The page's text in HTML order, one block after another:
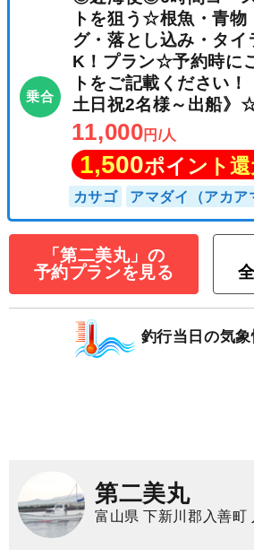
乗合
◎近海便◎6時間コ
トを狙う☆根魚・
グ・落とし込み・
K！プラン☆予約
トをご記載くださ
土日祝2名様～出
11,000円/人
1,500ポイン
「第二美丸」の
予約プランを見る
釣行当日の気
第二美丸
富山県 下新川郡入善町